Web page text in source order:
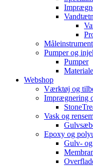
Pumper og
Pumper
Webshop
Værktøj og
Imprægnering
Vask og
Epoxy og
Gulv-